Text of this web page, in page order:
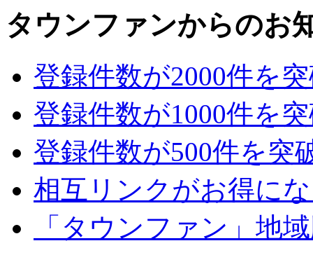
タウンファンからのお
登録件数が2000件を
登録件数が1000件を
登録件数が500件を突
相互リンクがお得に
「タウンファン」地